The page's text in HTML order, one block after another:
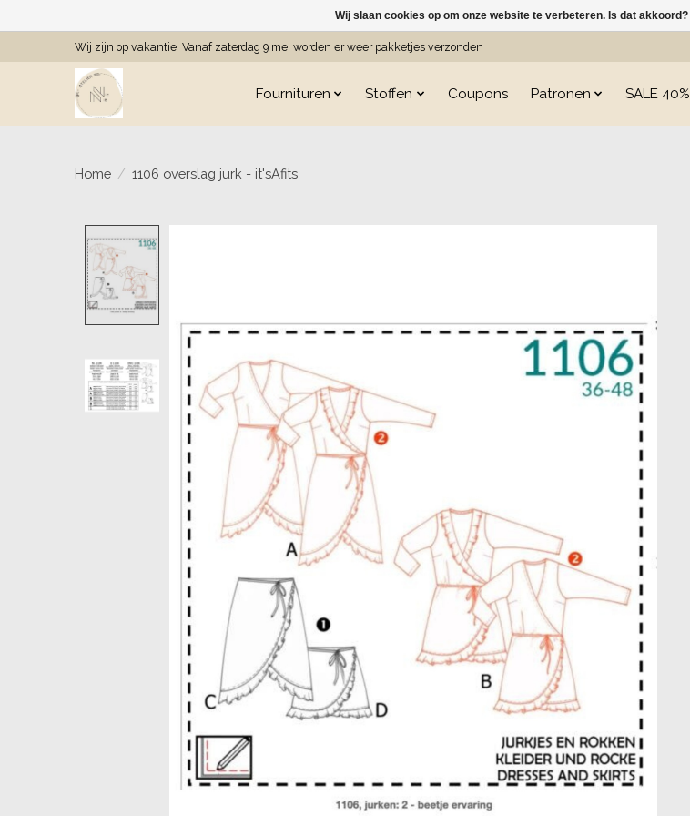
Wij zijn op vakantie! Vanaf zaterdag 9 mei worden er weer pakketjes verzonden
Fournituren Stoffen Coupons Patronen SALE 40%
Home / 1106 overslag jurk - it'sAfits
Wij slaan cookies op om onze website te verbeteren. Is dat akkoord?